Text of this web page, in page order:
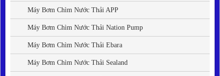
Thông tin hữu ích
Máy Bơm Chìm Nước Thải APP
Máy Bơm Chìm Nước Thải Nation Pump
Máy Bơm Chìm Nước Thải Ebara
Máy Bơm Chìm Nước Thải Sealand